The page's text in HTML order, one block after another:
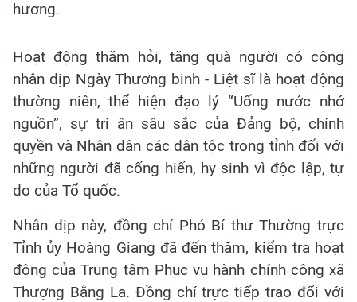
hương.
Hoạt động thăm hỏi, tặng quà người có công
nhân dịp Ngày Thương binh - Liệt sĩ là hoạt động
thường niên, thể hiện đạo lý “Uống nước nhớ
nguồn”, sự tri ân sâu sắc của Đảng bộ, chính
quyền và Nhân dân các dân tộc trong tỉnh đối với
những người đã cống hiến, hy sinh vì độc lập, tự
do của Tổ quốc.
Nhân dịp này, đồng chí Phó Bí thư Thường trực
Tỉnh ủy Hoàng Giang đã đến thăm, kiểm tra hoạt
động của Trung tâm Phục vụ hành chính công xã
Thượng Bằng La. Đồng chí trực tiếp trao đổi với